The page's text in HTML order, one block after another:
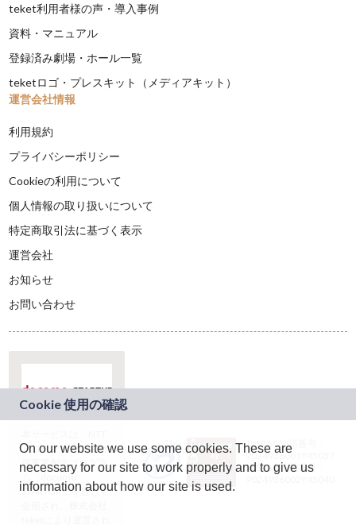
teket利用者様の声・導入事例
資料・マニュアル
登録済み劇場・ホール一覧
teketロゴ・プレスキット（メディアキット）
運営会社情報
利用規約
プライバシーポリシー
Cookieの利用について
個人情報の取り扱いについて
特定商取引法に基づく表示
運営会社
お知らせ
お問い合わせ
ドコモグループの新
規事業創出プログラ
ム「docomo
STARTUP」を通じて
JASRAC許諾番号：
9024936001Y45037
JASRAC許諾番号：
On our website we use some cookies. These are
necessary for our site to work properly and to give us
information about how our site is used.